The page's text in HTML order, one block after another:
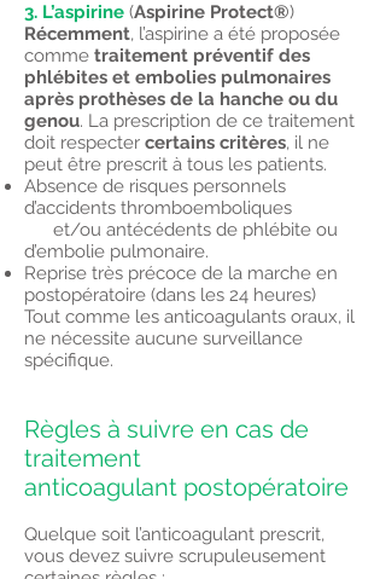
3. L’aspirine (Aspirine Protect®)
Récemment, l’aspirine a été proposée
comme traitement préventif des
phlébites et embolies pulmonaires
après prothèses de la hanche ou du
genou. La prescription de ce traitement
doit respecter certains critères, il ne
peut être prescrit à tous les patients.
Absence de risques personnels
d’accidents thromboemboliques
et/ou antécédents de phlébite ou
d’embolie pulmonaire.
Reprise très précoce de la marche en
postopératoire (dans les 24 heures)
Tout comme les anticoagulants oraux, il
ne nécessite aucune surveillance
spécifique.
Règles à suivre en cas de
traitement
anticoagulant postopératoire
Quelque soit l’anticoagulant prescrit,
vous devez suivre scrupuleusement